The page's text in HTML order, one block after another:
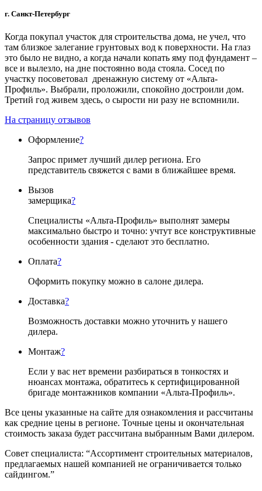
г. Санкт-Петербург
Когда покупал участок для строительства дома, не учел, что
там близкое залегание грунтовых вод к поверхности. На глаз
это было не видно, а когда начали копать яму под фундамент –
все и вылезло, на дне постоянно вода стояла. Сосед по
участку посоветовал дренажную систему от «Альта-
Профиль». Выбрали, проложили, спокойно достроили дом.
Третий год живем здесь, о сырости ни разу не вспомнили.
На страницу отзывов
Оформление?
Запрос примет лучший дилер региона. Его
представитель свяжется с вами в ближайшее время.
Вызов
замерщика?
Специалисты «Альта-Профиль» выполнят замеры
максимально быстро и точно: учтут все конструктивные
особенности здания - сделают это бесплатно.
Оплата?
Оформить покупку можно в салоне дилера.
Доставка?
Возможность доставки можно уточнить у нашего
дилера.
Монтаж?
Если у вас нет времени разбираться в тонкостях и
нюансах монтажа, обратитесь к сертифицированной
бригаде монтажников компании «Альта-Профиль».
Все цены указанные на сайте для ознакомления и рассчитаны
как средние цены в регионе. Точные цены и окончательная
стоимость заказа будет рассчитана выбранным Вами дилером.
Совет специалиста: “Ассортимент строительных материалов,
предлагаемых нашей компанией не ограничивается только
сайдингом.”